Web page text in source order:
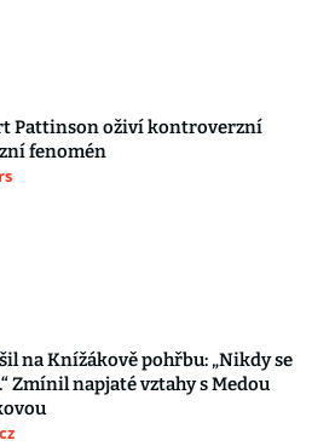
Pattinson oživí kontroverzní
fenomén
na Knížákově pohřbu: „Nikdy se
Zmínil napjaté vztahy s Medou